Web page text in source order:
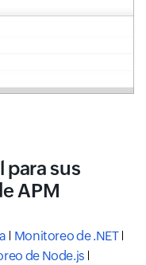
para sus
APM
Monitoreo de .NET
de Node.js